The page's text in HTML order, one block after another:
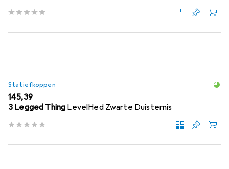
Statiefkoppen
EUR
145,39
3 Legged Thing LevelHed Zwarte Duisternis